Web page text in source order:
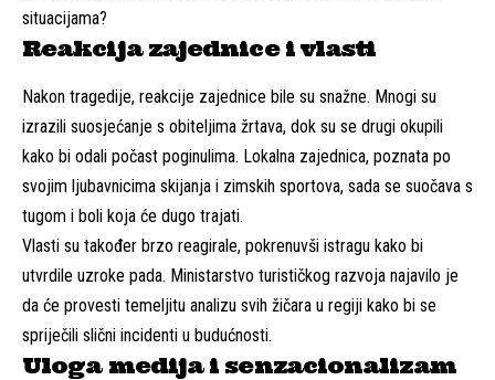
situacijama?
Reakcija zajednice i vlasti
Nakon tragedije, reakcije zajednice bile su snažne. Mnogi su
izrazili suosjećanje s obiteljima žrtava, dok su se drugi okupili
kako bi odali počast poginulima. Lokalna zajednica, poznata po
svojim ljubavnicima skijanja i zimskih sportova, sada se suočava s
tugom i boli koja će dugo trajati.
Vlasti su također brzo reagirale, pokrenuvši istragu kako bi
utvrdile uzroke pada. Ministarstvo turističkog razvoja najavilo je
da će provesti temeljitu analizu svih žičara u regiji kako bi se
spriječili slični incidenti u budućnosti.
Uloga medija i senzacionalizam